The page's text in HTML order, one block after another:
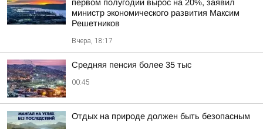
первом полугодии вырос на 20%, заявил
министр экономического развития Максим
Решетников
Вчера, 18:17
Средняя пенсия более 35 тыс
00:45
Отдых на природе должен быть безопасным